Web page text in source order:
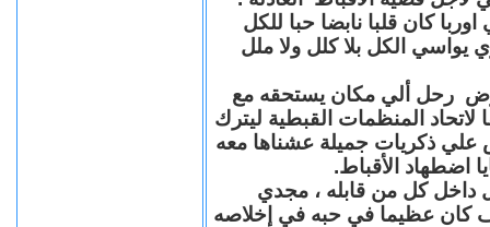
كان قلبا نابضا حبا للكل
يواسي الكل بلا كلل ولا ملل
رحل ألي مكان يستحقه مع
المنظمات القبطية ليترك
علي ذكريات جميلة عشناها معه
اضطهاد الأقباط.
داخل كل من قابله ، مجدي
عظيما في حبه في إخلاصه